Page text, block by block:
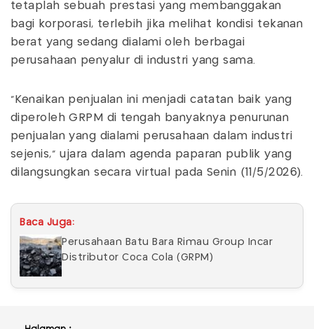
tetaplah sebuah prestasi yang membanggakan
bagi korporasi, terlebih jika melihat kondisi tekanan
berat yang sedang dialami oleh berbagai
perusahaan penyalur di industri yang sama.
“Kenaikan penjualan ini menjadi catatan baik yang
diperoleh GRPM di tengah banyaknya penurunan
penjualan yang dialami perusahaan dalam industri
sejenis,” ujara dalam agenda paparan publik yang
dilangsungkan secara virtual pada Senin (11/5/2026).
Baca Juga:
Perusahaan Batu Bara Rimau Group Incar
Distributor Coca Cola (GRPM)